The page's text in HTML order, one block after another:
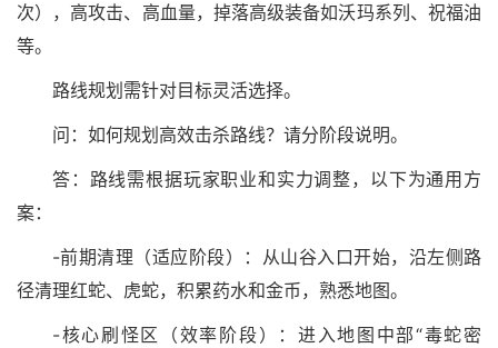
次），高攻击、高血量，掉落高级装备如沃玛系列、祝福油
等。
路线规划需针对目标灵活选择。
问：如何规划高效击杀路线？请分阶段说明。
答：路线需根据玩家职业和实力调整，以下为通用方
案：
-前期清理（适应阶段）：从山谷入口开始，沿左侧路
径清理红蛇、虎蛇，积累药水和金币，熟悉地图。
-核心刷怪区（效率阶段）：进入地图中部“毒蛇密